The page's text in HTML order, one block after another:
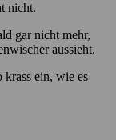
nicht.
gar nicht mehr,
aussieht.
krass ein, wie es